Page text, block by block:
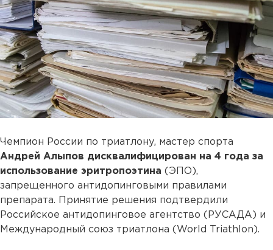
Чемпион России по триатлону, мастер спорта
Андрей Алыпов дисквалифицирован на 4 года за
использование эритропоэтина (ЭПО),
запрещенного антидопинговыми правилами
препарата. Принятие решения подтвердили
Российское антидопинговое агентство (РУСАДА) и
Международный союз триатлона (World Triathlon).